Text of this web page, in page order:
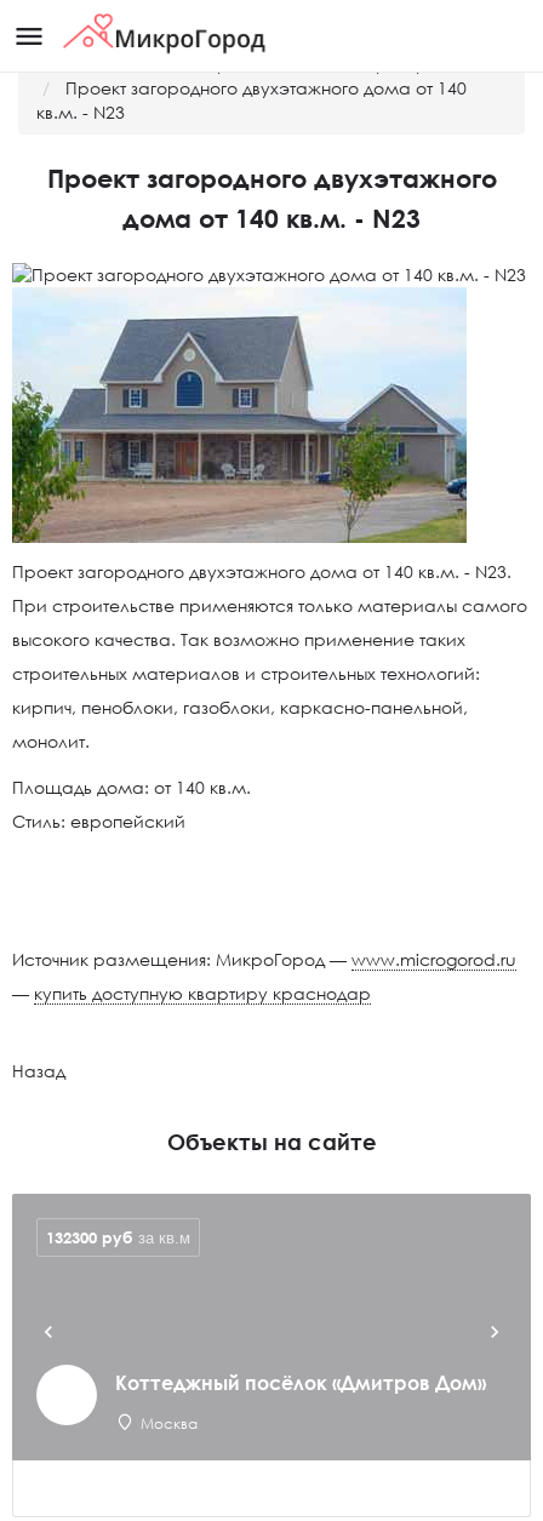
menu
Проект загородного двухэтажного дома от 140
кв.м. - N23
Проект загородного двухэтажного
дома от 140 кв.м. - N23
Проект загородного двухэтажного дома от 140 кв.м. - N23.
При строительстве применяются только материалы самого
высокого качества. Так возможно применение таких
строительных материалов и строительных технологий:
кирпич, пеноблоки, газоблоки, каркасно-панельной,
монолит.
Площадь дома: от 140 кв.м.
Стиль: европейский
Источник размещения: МикроГород — www.microgorod.ru
— купить доступную квартиру краснодар
Назад
Объекты на сайте
Коттеджный посёлок «Дмитров Дом»
Москва
132300 руб за кв.м